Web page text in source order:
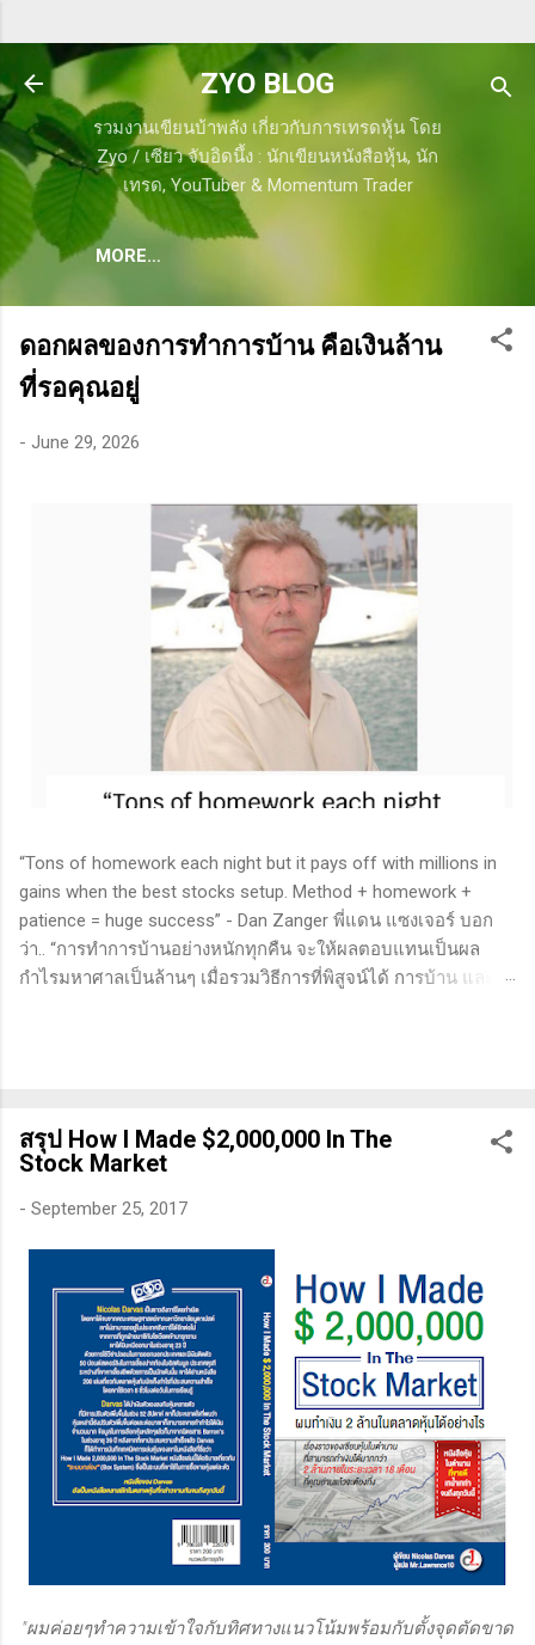
ZYO BLOG
รวมงานเขียนบ้าพลัง เกี่ยวกับการเทรดหุ้น โดย
Zyo / เซียว จับอิดนึ้ง : นักเขียนหนังสือหุ้น, นัก
เทรด, YouTuber & Momentum Trader
MORE…
ดอกผลของการทำการบ้าน คือเงินล้าน
ที่รอคุณอยู่
- June 29, 2026
“Tons of homework each night but it pays off with millions in
gains when the best stocks setup. Method + homework +
patience = huge success” - Dan Zanger พี่แดน แซงเจอร์ บอก
ว่า.. “การทำการบ้านอย่างหนักทุกคืน จะให้ผลตอบแทนเป็นผล
กำไรมหาศาลเป็นล้านๆ เมื่อรวมวิธีการที่พิสูจน์ได้ การบ้าน และ
สามารถเข้าใจตลาดและรู้จักจังหวะที่เหมาะสมในการเข้าเทรด . -
วิธีการที่พิสูจน์แล้วว่าทำเงินได้จริงและทำซ้ำได้ตลอด (Method):
การมีระบบหรือกลยุทธ์ที่ชัดเจนในการเทรดเป็นสิ่งสำคัญ เพราะจะ
รอคอยและไม่รีบร้อนถือเป็นคุณสมบัติที่สำคัญในนักเทรด ความ
อดทนช่วยให้คุณสามารถทนต่อความผันผวนของตลาดและรอคอย
จังหวะที่ดี...
สรุป How I Made $2,000,000 In The
Stock Market
- September 25, 2017
"ผมค่อยๆทำความเข้าใจกับทิศทางแนวโน้มพร้อมกับตั้งจุดตัดขาด